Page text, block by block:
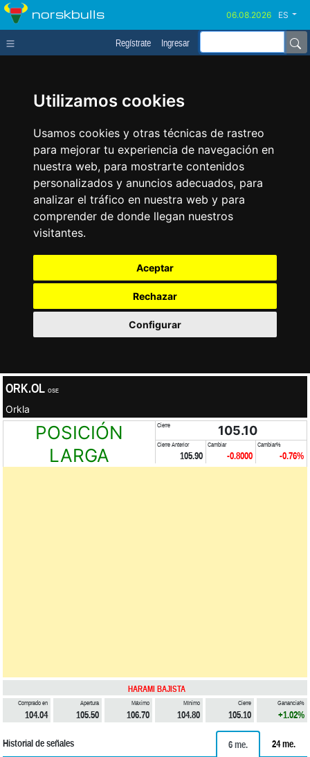
Utilizamos cookies
Usamos cookies y otras técnicas de rastreo
para mejorar tu experiencia de navegación en
nuestra web, para mostrarte contenidos
personalizados y anuncios adecuados, para
analizar el tráfico en nuestra web y para
comprender de donde llegan nuestros
visitantes.
Aceptar
Rechazar
Configurar
norskbulls ES
Regístrate Ingresar
ORK.OL OSE
Orkla
POSICIÓN
LARGA
Cierre 105.10
Cierre Anterior
105.90
Cambiar
-0.8000
Cambiar%
-0.76%
HARAMI BAJISTA
Comprado en
104.04
Apertura
105.50
Máximo
106.70
Mínimo
104.80
Cierre
105.10
Ganancia%
+1.02%
Historial de señales 6 me. 24 me.